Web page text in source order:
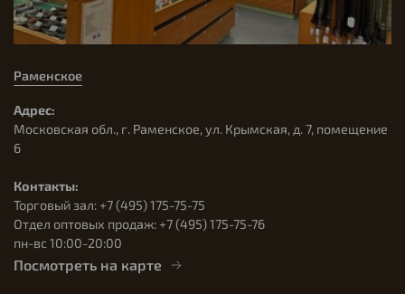
Раменское
Адрес:
Московская обл., г. Раменское, ул. Крымская, д. 7, помещение
6
Контакты:
Торговый зал: +7 (495) 175-75-75
Отдел оптовых продаж: +7 (495) 175-75-76
пн-вс 10:00-20:00
Посмотреть на карте